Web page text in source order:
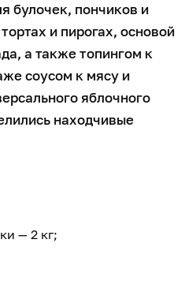
булочек, пончиков и
и пирогах, основой
а также топингом к
соусом к мясу и
яблочного
находчивые
— 2 кг;